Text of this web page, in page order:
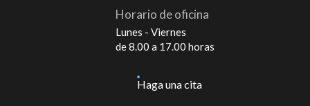
Horario de oficina
Lunes - Viernes
de 8.00 a 17.00 horas
Haga una cita